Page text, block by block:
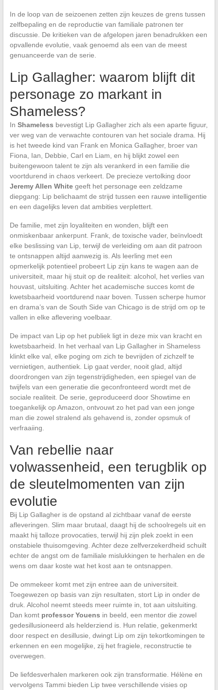
In de loop van de seizoenen zetten zijn keuzes de grens tussen
zelfbepaling en de reproductie van familiale patronen ter
discussie. De kritieken van de afgelopen jaren benadrukken een
opvallende evolutie, vaak genoemd als een van de meest
genuanceerde van de serie.
Lip Gallagher: waarom blijft dit
personage zo markant in
Shameless?
In Shameless bevestigt Lip Gallagher zich als een aparte figuur,
ver weg van de verwachte contouren van het sociale drama. Hij
is het tweede kind van Frank en Monica Gallagher, broer van
Fiona, Ian, Debbie, Carl en Liam, en hij blijkt zowel een
buitengewoon talent te zijn als verankerd in een familie die
voortdurend in chaos verkeert. De precieze vertolking door
Jeremy Allen Whitegeeft het personage een zeldzame
diepgang: Lip belichaamt de strijd tussen een rauwe intelligentie
en een dagelijks leven dat ambities verplettert.
De familie, met zijn loyaliteiten en wonden, blijft een
onmiskenbaar ankerpunt. Frank, de toxische vader, beïnvloedt
elke beslissing van Lip, terwijl de verleiding om aan dit patroon
te ontsnappen altijd aanwezig is. Als leerling met een
opmerkelijk potentieel probeert Lip zijn kans te wagen aan de
universiteit, maar hij stuit op de realiteit: alcohol, het verlies van
houvast, uitsluiting. Achter het academische succes komt de
kwetsbaarheid voortdurend naar boven. Tussen scherpe humor
en drama’s van de South Side van Chicago is de strijd om op te
vallen in elke aflevering voelbaar.
De impact van Lip op het publiek ligt in deze mix van kracht en
kwetsbaarheid. In het verhaal van Lip Gallagher in Shameless
klinkt elke val, elke poging om zich te bevrijden of zichzelf te
vernietigen, authentiek. Lip gaat verder, nooit glad, altijd
doordrongen van zijn tegenstrijdigheden, een spiegel van de
twijfels van een generatie die geconfronteerd wordt met de
sociale realiteit. De serie, geproduceerd door Showtime en
toegankelijk op Amazon, ontvouwt zo het pad van een jonge
man die zowel stralend als gehavend is, zonder opsmuk of
verfraaiing.
Van rebellie naar
volwassenheid, een terugblik op
de sleutelmomenten van zijn
evolutie
Bij Lip Gallagher is de opstand al zichtbaar vanaf de eerste
afleveringen. Slim maar brutaal, daagt hij de schoolregels uit en
maakt hij talloze provocaties, terwijl hij zijn plek zoekt in een
onstabiele thuisomgeving. Achter deze zelfverzekerdheid schuilt
echter de angst om de familiale mislukkingen te herhalen en de
wens om daar koste wat het kost aan te ontsnappen.
De ommekeer komt met zijn entree aan de universiteit.
Toegewezen op basis van zijn resultaten, stort Lip in onder de
druk. Alcohol neemt steeds meer ruimte in, tot aan uitsluiting.
Dan komt professor Youens in beeld, een mentor die zowel
gedesillusioneerd als helderziend is. Hun relatie, gekenmerkt
door respect en desillusie, dwingt Lip om zijn tekortkomingen te
erkennen en een mogelijke, zij het fragiele, reconstructie te
overwegen.
De liefdesverhalen markeren ook zijn transformatie. Hélène en
vervolgens Tammi bieden Lip twee verschillende visies op